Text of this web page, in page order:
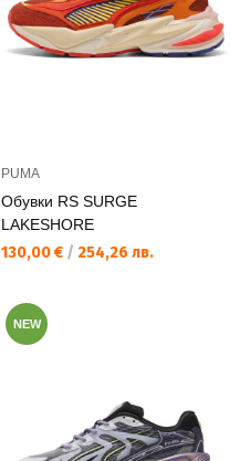
PUMA
Обувки RS SURGE
LAKESHORE
Текуща цена:
130,00 € / 254,26 лв.
NEW